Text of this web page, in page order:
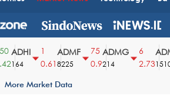
ADHI
164
0.61
ADMF
8225
75
0.9
ADMG
214
2.731510
More Market Data